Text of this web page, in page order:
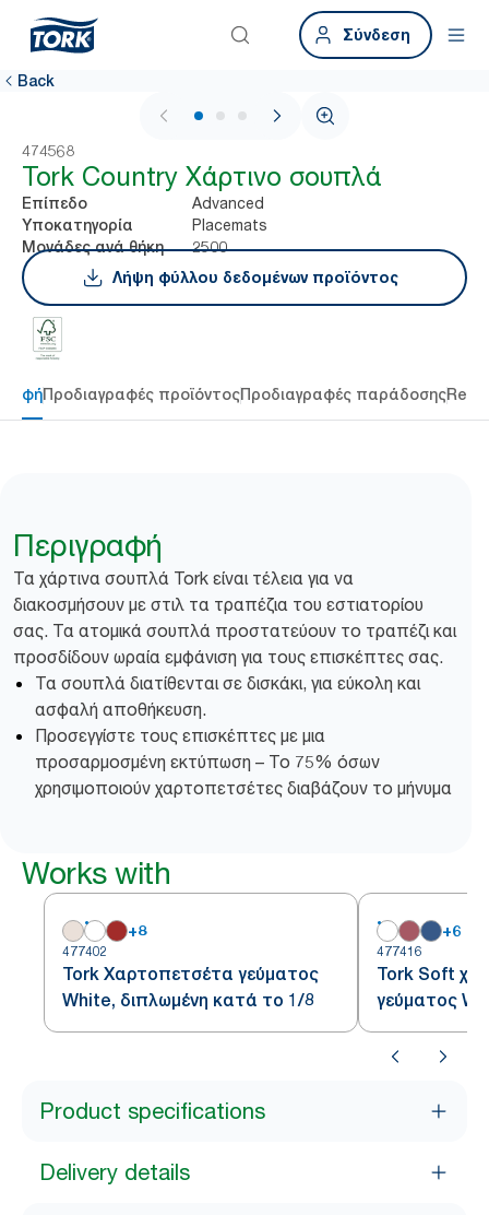
Σύνδεση
Back
1 / 3
474568
Tork Country Χάρτινο σουπλά
Επίπεδο Advanced
Υποκατηγορία Placemats
Μονάδες ανά θήκη
2500
Λήψη φύλλου δεδομένων προϊόντος
Προδιαγραφές προϊόντοςΠροδιαγραφές παράδοσης
Περιγραφή
Τα χάρτινα σουπλά Tork είναι τέλεια για να
διακοσμήσουν με στιλ τα τραπέζια του εστιατορίου
σας. Τα ατομικά σουπλά προστατεύουν το τραπέζι και
προσδίδουν ωραία εμφάνιση για τους επισκέπτες σας.
Τα σουπλά διατίθενται σε δισκάκι, για εύκολη και
ασφαλή αποθήκευση.
Προσεγγίστε τους επισκέπτες με μια
προσαρμοσμένη εκτύπωση – Το 75% όσων
χρησιμοποιούν χαρτοπετσέτες διαβάζουν το μήνυμα
Works with
+8
477402
Tork Χαρτοπετσέτα γεύματος
White, διπλωμένη κατά το 1/8
+6
477416
Tork Soft
γεύματος
κατά το 1/8
Product specifications
Delivery details